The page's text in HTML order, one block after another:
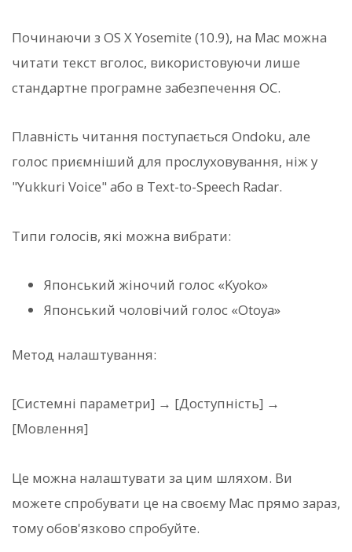
Починаючи з OS X Yosemite (10.9), на Mac можна
читати текст вголос, використовуючи лише
стандартне програмне забезпечення ОС.
Плавність читання поступається Ondoku, але
голос приємніший для прослуховування, ніж у
"Yukkuri Voice" або в Text-to-Speech Radar.
Типи голосів, які можна вибрати:
Японський жіночий голос «Kyoko»
Японський чоловічий голос «Otoya»
Метод налаштування:
[Системні параметри] → [Доступність] →
[Мовлення]
Це можна налаштувати за цим шляхом. Ви
можете спробувати це на своєму Mac прямо зараз,
тому обов'язково спробуйте.